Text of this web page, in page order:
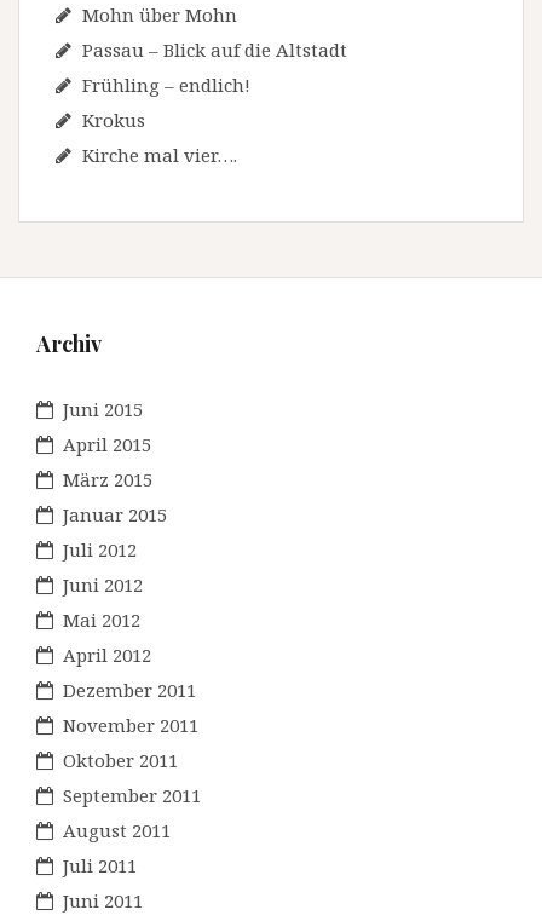
Mohn über Mohn
Passau – Blick auf die Altstadt
Frühling – endlich!
Krokus
Kirche mal vier….
Archiv
Juni 2015
April 2015
März 2015
Januar 2015
Juli 2012
Juni 2012
Mai 2012
April 2012
Dezember 2011
November 2011
Oktober 2011
September 2011
August 2011
Juli 2011
Juni 2011